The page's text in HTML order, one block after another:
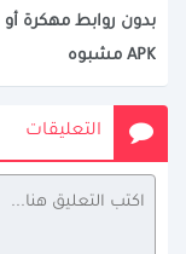
بدون روابط مهكرة أو
APK مشبوه
التعليقات